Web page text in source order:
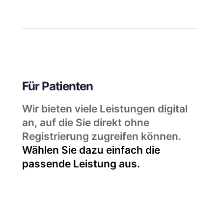
Für Patienten
Wir bieten viele Leistungen digital
an, auf die Sie direkt ohne
Registrierung zugreifen können.
Wählen Sie dazu einfach die
passende Leistung aus.